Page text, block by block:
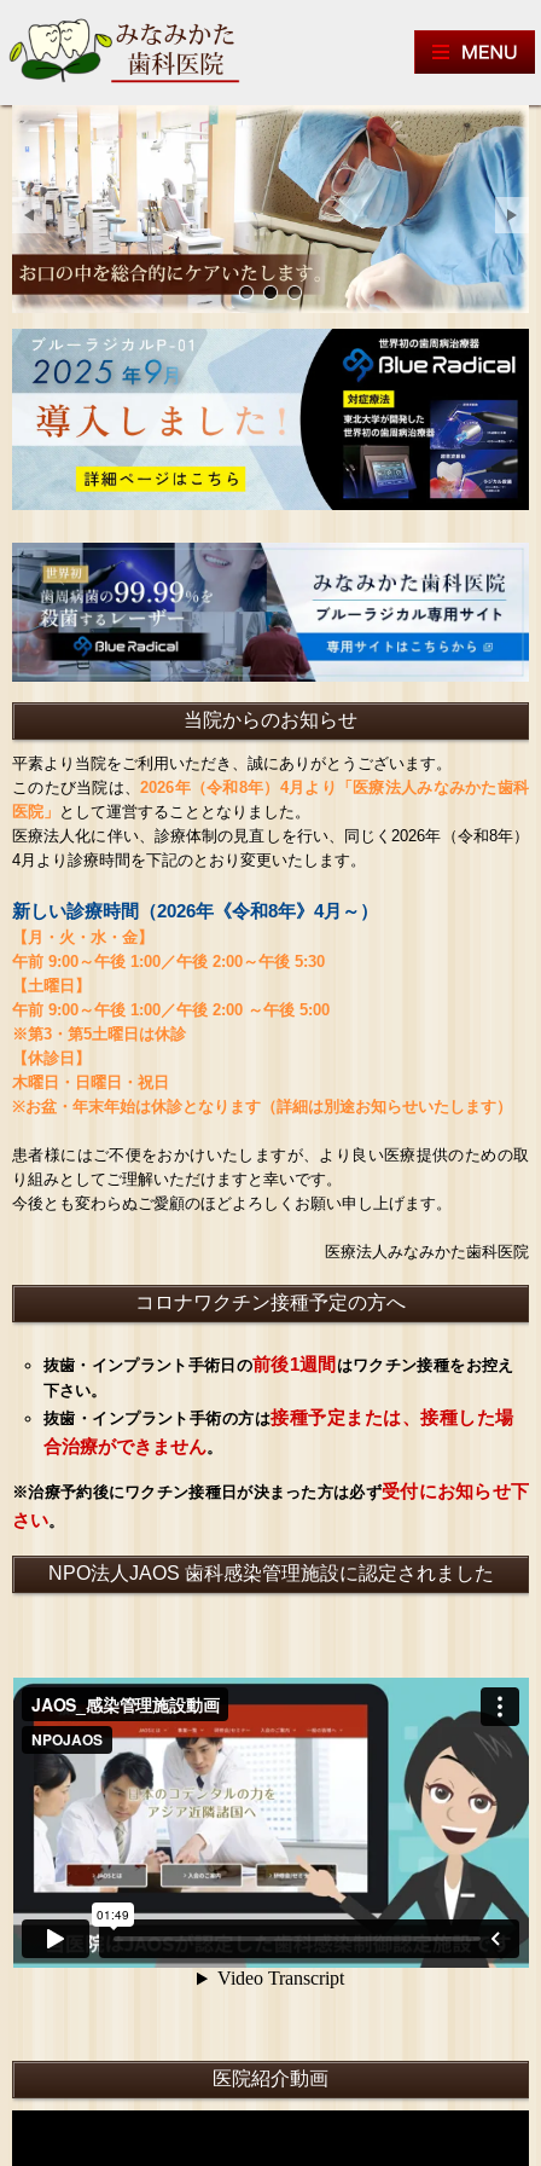
地域に密着した「かかりつけの
お口の中を総合的にケアいた
宮城県登米市の歯科医院
当院からのお知らせ
平素より当院をご利用いただき、誠にありがとうございます。
このたび当院は、2026年（令和8年）4月より「医療法人みなみかた歯科
医院」 として運営することとなりました。
医療法人化に伴い、診療体制の見直しを行い、同じく2026年（令和8年）
4月より診療時間を下記のとおり変更いたします。
新しい診療時間（2026年《令和8年》4月～）
【月・火・水・金】
午前 9:00～午後 1:00／午後 2:00～午後 5:30
【土曜日】
午前 9:00～午後 1:00／午後 2:00 ～午後 5:00
※第3・第5土曜日は休診
【休診日】
木曜日・日曜日・祝日
※お盆・年末年始は休診となります（詳細は別途お知らせいたします）
患者様にはご不便をおかけいたしますが、より良い医療提供のための取
り組みとしてご理解いただけますと幸いです。
今後とも変わらぬご愛顧のほどよろしくお願い申し上げます。
医療法人みなみかた歯科医院
コロナワクチン接種予定の方へ
抜歯・インプラント手術日の前後1週間 はワクチン接種をお控え
下さい。
抜歯・インプラント手術の方は接種予定または、接種した場
合治療ができません。
※治療予約後にワクチン接種日が決まった方は必ず受付にお知らせ下
さい。
NPO法人JAOS 歯科感染管理施設に認定されました
医院紹介動画